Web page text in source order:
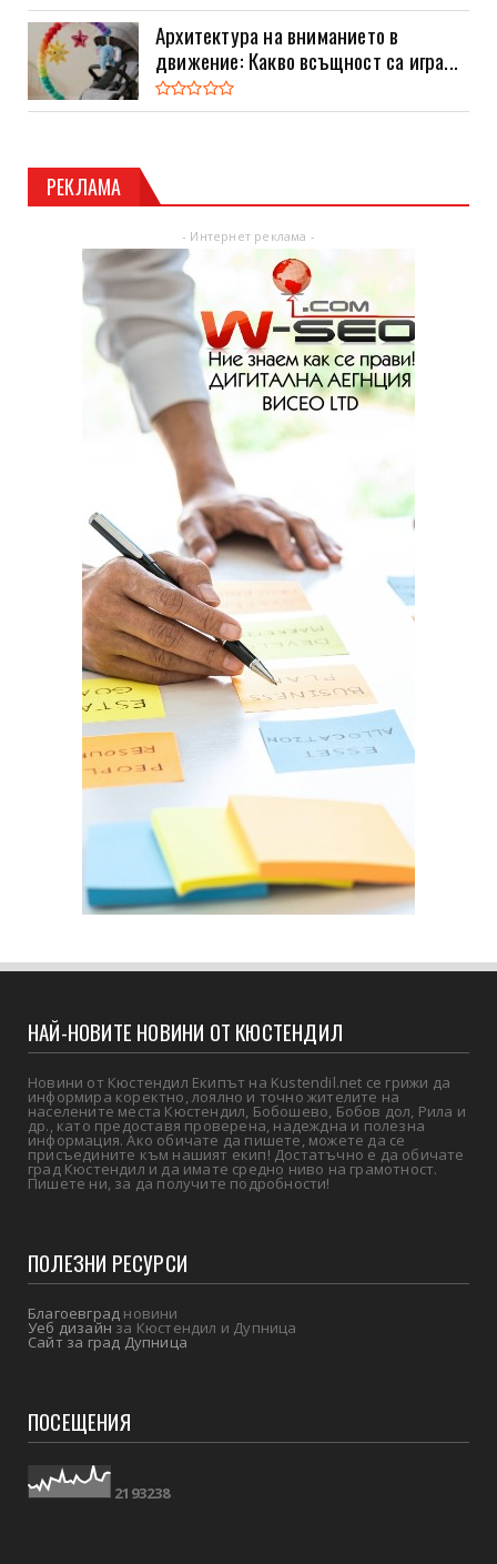
Архитектура на вниманието в
движение: Какво всъщност са игра...
РЕКЛАМА
- Интернет реклама -
НАЙ-НОВИТЕ НОВИНИ ОТ КЮСТЕНДИЛ
Новини от Кюстендил Екипът на Kustendil.net се грижи да
информира коректно, лоялно и точно жителите на
населените места Кюстендил, Бобошево, Бобов дол, Рила и
др., като предоставя проверена, надеждна и полезна
информация. Ако обичате да пишете, можете да се
присъедините към нашият екип! Достатъчно е да обичате
град Кюстендил и да имате средно ниво на грамотност.
Пишете ни, за да получите подробности!
ПОЛЕЗНИ РЕСУРСИ
Благоевград новини
Уеб дизайнза Кюстендил и Дупница
Сайт за град Дупница
ПОСЕЩЕНИЯ
21 93238